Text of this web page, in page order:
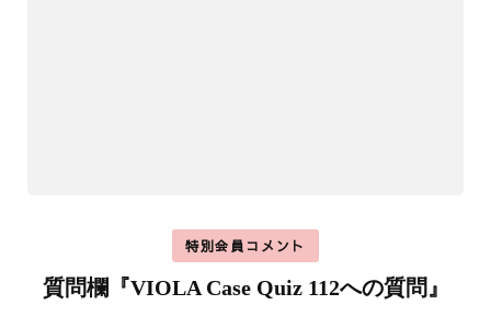
特別会員コメント
質問欄『VIOLA Case Quiz 112への質問』